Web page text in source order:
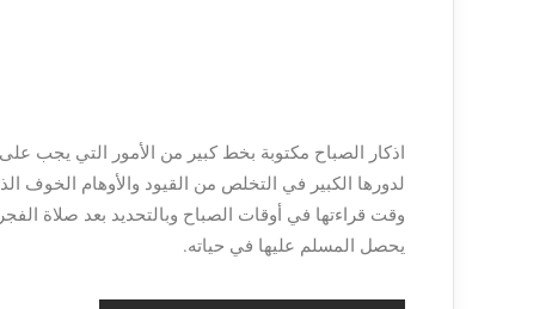
اذكار الصباح مكتوبة بخط كبير من الأمور التي يجب
لدورها الكبير في التخلص من القيود والأوهام الخوف
وقت قراءتها في أوقات الصباح وبالتحديد بعد صلاة
يحصل المسلم عليها في حياته.